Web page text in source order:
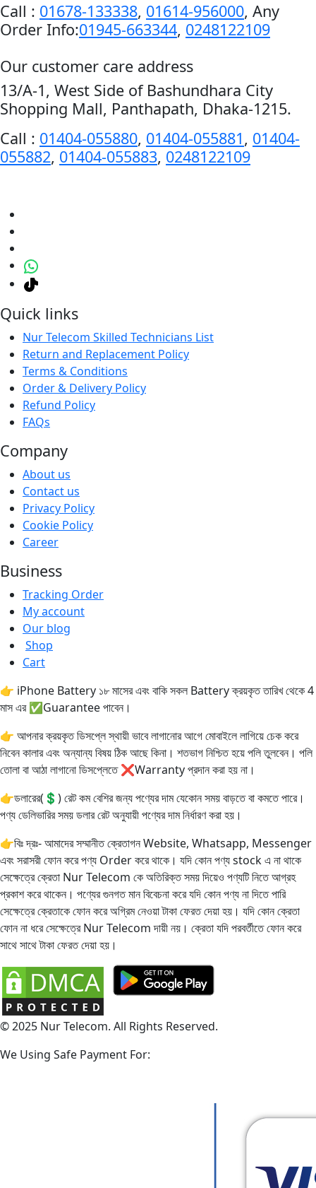
Call : 01678-133338, 01614-956000, Any
Order Info:01945-663344, 0248122109
Our customer care address
13/A-1, West Side of Bashundhara City
Shopping Mall, Panthapath, Dhaka-1215.
Call : 01404-055880, 01404-055881, 01404-
055882, 01404-055883, 0248122109
Quick links
Nur Telecom Skilled Technicians List
Return and Replacement Policy
Terms & Conditions
Order & Delivery Policy
Refund Policy
FAQs
Company
About us
Contact us
Privacy Policy
Cookie Policy
Career
Business
Tracking Order
My account
Our blog
Shop
Cart
👉 iPhone Battery ১৮ মাসের এবং বাকি সকল Battery ক্রয়কৃত তারিখ থেকে 4
মাস এর ✅Guarantee পাবেন।
👉 আপনার ক্রয়কৃত ডিসপ্লে স্থায়ী ভাবে লাগানোর আগে মোবাইলে লাগিয়ে চেক করে
নিবেন কালার এবং অন্যান্য বিষয় ঠিক আছে কিনা। শতভাগ নিশ্চিত হয়ে পলি তুলবেন। পলি
তোলা বা আঠা লাগানো ডিসপ্লেতে ❌Warranty প্রদান করা হয় না।
👉ডলারের(💲) রেট কম বেশির জন্য পণ্যের দাম যেকোন সময় বাড়তে বা কমতে পারে।
পণ্য ডেলিভারির সময় ডলার রেট অনুযায়ী পণ্যের দাম নির্ধারণ করা হয়।
👉বিঃ দ্রঃ- আমাদের সম্মানীত ক্রেতাগন Website, Whatsapp, Messenger
এবং সরাসরী ফোন করে পণ্য Order করে থাকে। যদি কোন পণ্য stock এ না থাকে
সেক্ষেত্রে ক্রেতা Nur Telecom কে অতিরিক্ত সময় দিয়েও পণ্যটি নিতে আগ্রহ
প্রকাশ করে থাকেন। পণ্যের গুনগত মান বিবেচনা করে যদি কোন পণ্য না দিতে পারি
সেক্ষেত্রে ক্রেতাকে ফোন করে অগ্রিম নেওয়া টাকা ফেরত দেয়া হয়। যদি কোন ক্রেতা
ফোন না ধরে সেক্ষেত্রে Nur Telecom দায়ী নয়। ক্রেতা যদি পরবর্তীতে ফোন করে
সাথে সাথে টাকা ফেরত দেয়া হয়।
© 2025 Nur Telecom. All Rights Reserved.
We Using Safe Payment For: